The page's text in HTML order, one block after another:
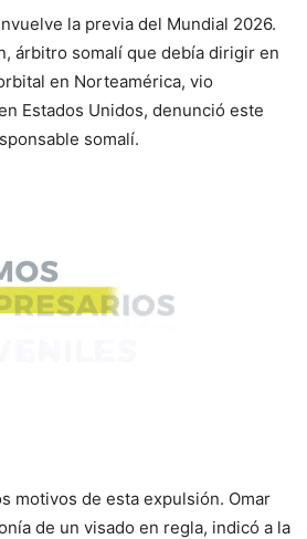
la previa del Mundial 2026.
árbitro somalí que debía dirigir en
en Norteamérica, vio
Estados Unidos, denunció este
somalí.
motivos de esta expulsión. Omar
de un visado en regla, indicó a la